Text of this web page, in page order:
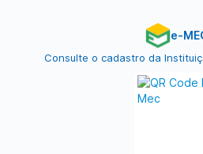
e-
Consulte o cadastro da